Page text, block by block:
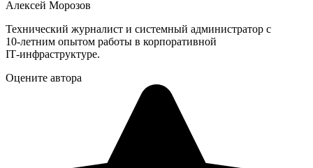
Алексей Морозов
Технический журналист и системный администратор с
10‑летним опытом работы в корпоративной
IT‑инфраструктуре.
Оцените автора